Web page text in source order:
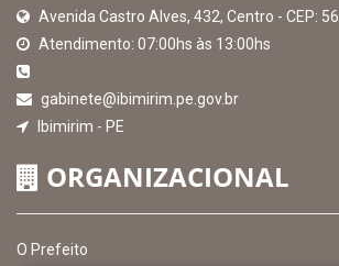
Avenida Castro Alves, 432, Centro - CEP:
Atendimento: 07:00hs às 13:00hs
gabinete@ibimirim.pe.gov.br
Ibimirim - PE
ORGANIZACIONAL
O Prefeito